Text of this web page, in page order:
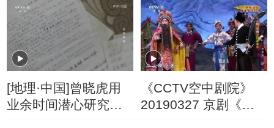
[地理·中国]曾晓虎用
业余时间潜心研究临
《CCTV空中剧院》
20190327 京剧《三